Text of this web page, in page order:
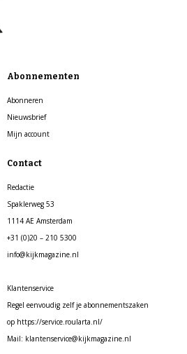
Abonnementen
Abonneren
Nieuwsbrief
Mijn account
Contact
Redactie
Spaklerweg 53
1114 AE Amsterdam
+31 (0)20 – 210 5300
info@kijkmagazine.nl
Klantenservice
Regel eenvoudig zelf je abonnementszaken
op https://service.roularta.nl/
Mail: klantenservice@kijkmagazine.nl